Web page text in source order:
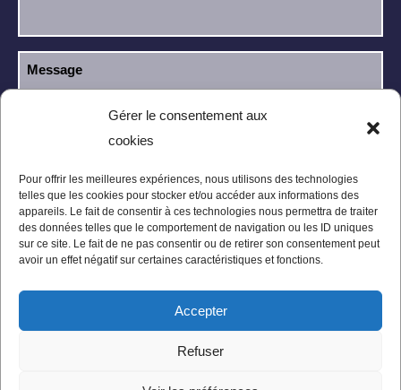
Gérer le consentement aux
cookies
Pour offrir les meilleures expériences, nous utilisons des technologies
telles que les cookies pour stocker et/ou accéder aux informations des
appareils. Le fait de consentir à ces technologies nous permettra de traiter
des données telles que le comportement de navigation ou les ID uniques
sur ce site. Le fait de ne pas consentir ou de retirer son consentement peut
avoir un effet négatif sur certaines caractéristiques et fonctions.
Accepter
Refuser
J’ai lu et j’accepte la
confidentialité.
Politique de confidentialité